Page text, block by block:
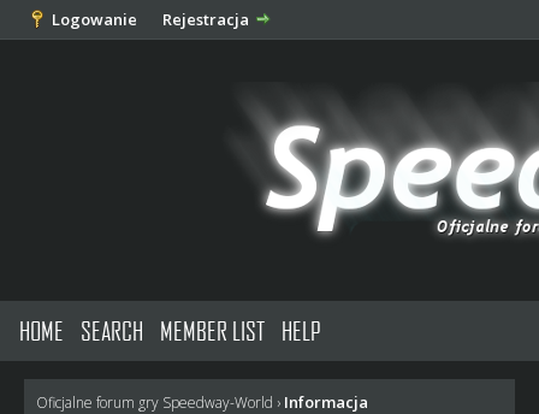
Logowanie Rejestracja
HOME SEARCH MEMBER LIST HELP
Oficjalne forum gry Speedway-World › Informacja